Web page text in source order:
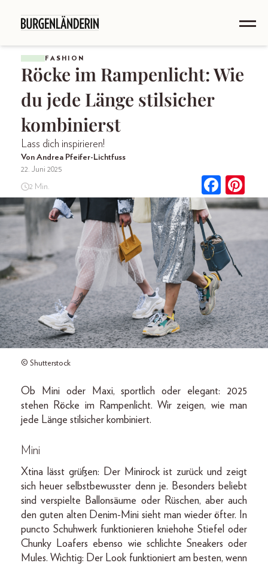
FASHION
Röcke im Rampenlicht: Wie
du jede Länge stilsicher
kombinierst
Lass dich inspirieren!
Von Andrea Pfeifer-Lichtfuss
22. Juni 2025
2 Min.
© Shutterstock
Ob Mini oder Maxi, sportlich oder elegant: 2025
stehen Röcke im Rampenlicht. Wir zeigen, wie man
jede Länge stilsicher kombiniert.
Mini
Xtina lässt grüßen: Der Minirock ist zurück und zeigt
sich heuer selbstbewusster denn je. Besonders beliebt
sind verspielte Ballonsäume oder Rüschen, aber auch
den guten alten Denim-Mini sieht man wieder öfter. In
puncto Schuhwerk funktionieren kniehohe Stiefel oder
Chunky Loafers ebenso wie schlichte Sneakers oder
Mules. Wichtig: Der Look funktioniert am besten, wenn